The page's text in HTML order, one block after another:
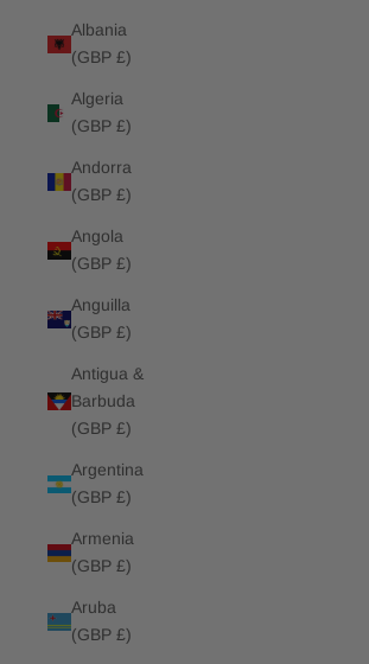
Albania
(GBP £)
Algeria
(GBP £)
Andorra
(GBP £)
Angola
(GBP £)
Anguilla
(GBP £)
Antigua &
Barbuda
(GBP £)
Argentina
(GBP £)
Armenia
(GBP £)
Aruba
(GBP £)